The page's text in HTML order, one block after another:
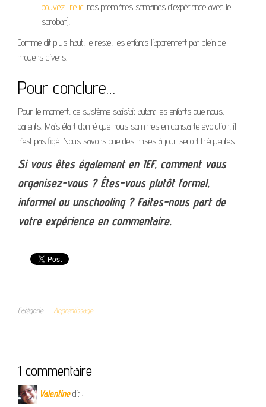
pouvez lire ici nos premières semaines d’expérience avec le
soroban).
Comme dit plus haut, le reste, les enfants l’apprennent par plein de
moyens divers.
Pour conclure…
Pour le moment, ce système satisfait autant les enfants que nous,
parents. Mais étant donné que nous sommes en constante évolution, il
n’est pas figé. Nous savons que des mises à jour seront fréquentes.
Si vous êtes également en IEF, comment vous
organisez-vous ? Êtes-vous plutôt formel,
informel ou unschooling ? Faites-nous part de
votre expérience en commentaire.
Catégorie Apprentissage
1 commentaire
Valentine dit :